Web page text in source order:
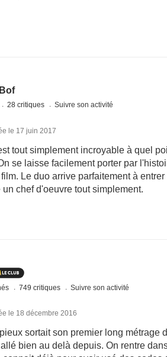
28 critiques Suivre son activité
le 17 juin 2017
tout simplement incroyable à quel
se laisse facilement porter par
Le duo arrive parfaitement à
chef d'oeuvre tout simplement.
749 critiques Suivre son activité
le 18 décembre 2016
sortait son premier long métrage
bien au delà depuis. On rentre